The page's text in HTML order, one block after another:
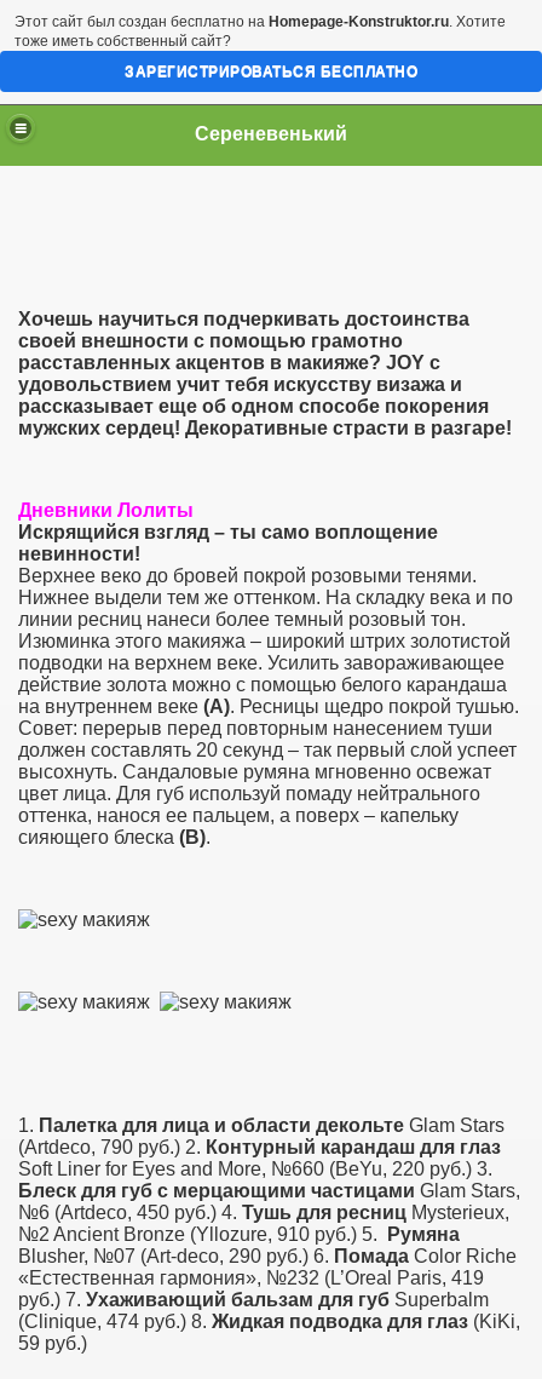
Сереневенький
Хочешь научиться подчеркивать достоинства
своей внешности с помощью грамотно
расставленных акцентов в макияже? JOY с
удовольствием учит тебя искусству визажа и
рассказывает еще об одном способе покорения
мужских сердец! Декоративные страсти в разгаре!
Дневники Лолиты
Искрящийся взгляд – ты само воплощение
невинности!
Верхнее веко до бровей покрой розовыми тенями.
Нижнее ­вы­дели тем же оттенком. На складку века и по
линии ресниц ­нанеси более темный розовый тон.
Изюминка этого макияжа – широкий штрих золотистой
подводки на верхнем веке. Усилить завораживающее
действие золота можно с помощью белого ­карандаша
на внутреннем веке (А). Ресницы щедро покрой тушью.
Совет: ­перерыв перед повторным нанесением туши
должен ­составлять 20 секунд – так первый слой успеет
высохнуть. Сандаловые румяна мгновенно освежат
цвет лица. Для губ используй помаду нейтрального
оттенка, нанося ее пальцем, а поверх – капельку
сияющего блеска (В).
1. Палетка для лица и области декольте Glam Stars
(Artdeco, 790 руб.) 2. Контур­ный карандаш для глаз
Soft Liner for Eyes and More, №660 (BeYu, 220 руб.) 3.
Блеск для губ с мерцающими частицами Glam Stars,
№6 (Artdeco, 450 руб.) 4. Тушь для ресниц Mysterieux,
№2 Ancient Bronze (Yllozure, 910 руб.) 5.
Румяна
Blusher, №07 (Art-deco, 290 руб.) 6. По­мада Color Riche
«Естественная гармония», №232 (L’Oreal Paris, 419
руб.) 7. Уха­живающий бальзам для губ Super­­balm
(Clinique, 474 руб.) 8. Жидкая под­водка для глаз (KiKi,
59 руб.)
возраста
Этот сайт был создан бесплатно на Homepage-Konstruktor.ru. Хотите
тоже иметь собственный сайт?
ЗАРЕГИСТРИРОВАТЬСЯ БЕСПЛАТНО